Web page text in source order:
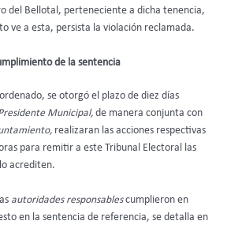
del Bellotal, perteneciente a dicha tenencia,
ve a esta, persista la violación reclamada.
de la sentencia
se otorgó el plazo de diez días
Municipal, de manera conjunta con
realizaran las acciones respectivas
para remitir a este Tribunal Electoral las
acrediten.
autoridades responsablescumplieron en
en la sentencia de referencia, se detalla en